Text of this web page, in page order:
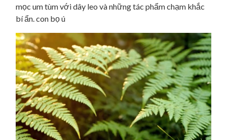
mọc um tùm với dây leo và những tác phẩm chạm khắc
bí ẩn. con bọ ú